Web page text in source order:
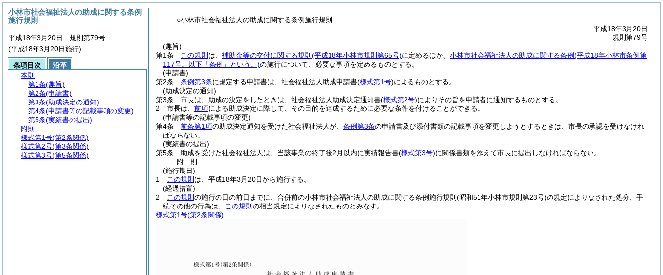
○小林市社会福祉法人の助成に関する条例施行規則
平成18年3月20日
規則第79号
(趣旨)
第1条
この規則 は、 補助金等の交付に関する規則 (平成18年小林市規則第65号)に定めるほか、 小林市社会福祉法人の助成に関する条例(平成18年小林市条例第
117号。以下「条例」という。)の施行について、必要な事項を定めるものとする。
(申請書)
第2条
条例第3条に規定する申請書は、社会福祉法人助成申請書(様式第1号)によるものとする。
(助成決定の通知)
第3条
市長は、助成の決定をしたときは、社会福祉法人助成決定通知書(様式第2号)によりその旨を申請者に通知するものとする。
2
市長は、 前項による助成決定に際して、その目的を達成するために必要な条件を付けることができる。
(申請書等の記載事項の変更)
第4条
前条第1項の助成決定通知を受けた社会福祉法人が、 条例第3条の申請書及び添付書類の記載事項を変更しようとするときは、市長の承認を受けなけれ
ばならない。
(実績書の提出)
第5条
助成を受けた社会福祉法人は、当該事業の終了後2月以内に実績報告書(様式第3号)に関係書類を添えて市長に提出しなければならない。
附 則
(施行期日)
1
この規則 は、平成18年3月20日から施行する。
(経過措置)
2
この規則 の施行の日の前日までに、合併前の小林市社会福祉法人の助成に関する条例施行規則 (昭和51年小林市規則第23号)の規定によりなされた処分、手
続その他の行為は、
この規則 の相当規定によりなされたものとみなす。
様式第1号(第2条関係)
小林市社会福祉法人の助成に関する条例
施行規則
平成18年3月20日 規則第79号
(平成18年3月20日施行)
条項目次
沿革
本則
第1条(趣旨)
第2条(申請書)
第3条(助成決定の通知)
第4条(申請書等の記載事項の変更)
第5条(実績書の提出)
附則
様式第1号(第2条関係)
様式第2号(第3条関係)
様式第3号(第5条関係)